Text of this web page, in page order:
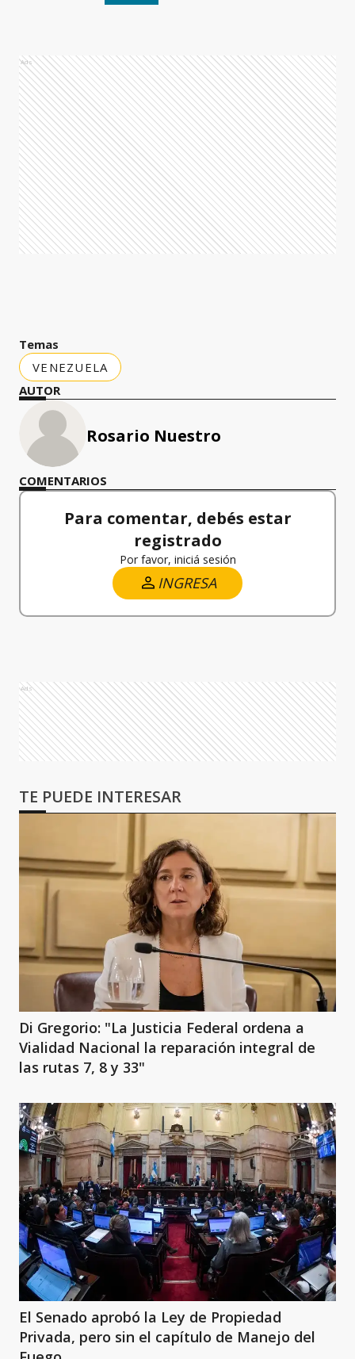
Ads
Temas
VENEZUELA
AUTOR
Rosario Nuestro
COMENTARIOS
Para comentar, debés estar
registrado
Por favor, iniciá sesión
INGRESA
Ads
TE PUEDE INTERESAR
Di Gregorio: "La Justicia Federal ordena a
Vialidad Nacional la reparación integral de
las rutas 7, 8 y 33"
El Senado aprobó la Ley de Propiedad
Privada, pero sin el capítulo de Manejo del